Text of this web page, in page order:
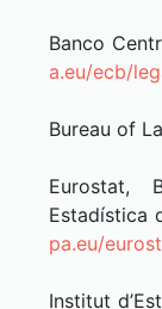
Banco
a.eu/ecb/
Bureau of
Eurostat,
Estadística
pa.eu/
Institut